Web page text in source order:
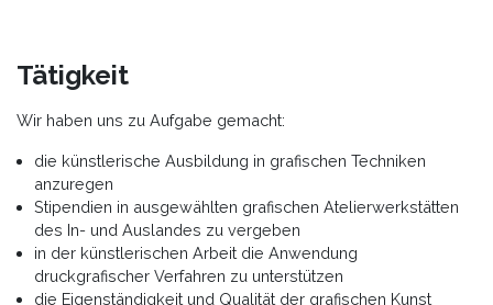
Tätigkeit
Wir haben uns zu Aufgabe gemacht:
die künstlerische Ausbildung in grafischen Techniken
anzuregen
Stipendien in ausgewählten grafischen Atelierwerkstätten
des In- und Auslandes zu vergeben
in der künstlerischen Arbeit die Anwendung
druckgrafischer Verfahren zu unterstützen
die Eigenständigkeit und Qualität der grafischen Kunst